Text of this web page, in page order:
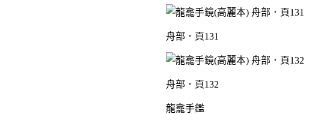
舟部．頁131
舟部．頁132
龍龕手鑑